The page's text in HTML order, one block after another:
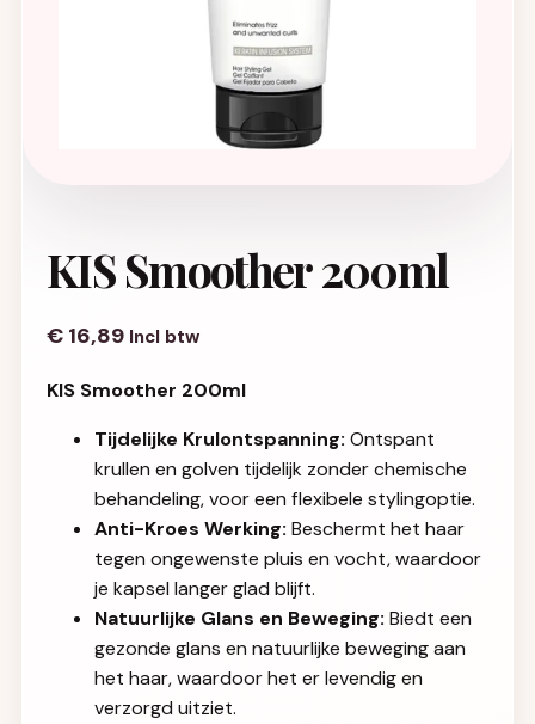
KIS Smoother 200ml
€ 16,89 Incl btw
KIS Smoother 200ml
Tijdelijke Krulontspanning: Ontspant
krullen en golven tijdelijk zonder chemische
behandeling, voor een flexibele stylingoptie.
Anti-Kroes Werking: Beschermt het haar
tegen ongewenste pluis en vocht, waardoor
je kapsel langer glad blijft.
Natuurlijke Glans en Beweging: Biedt een
gezonde glans en natuurlijke beweging aan
het haar, waardoor het er levendig en
verzorgd uitziet.